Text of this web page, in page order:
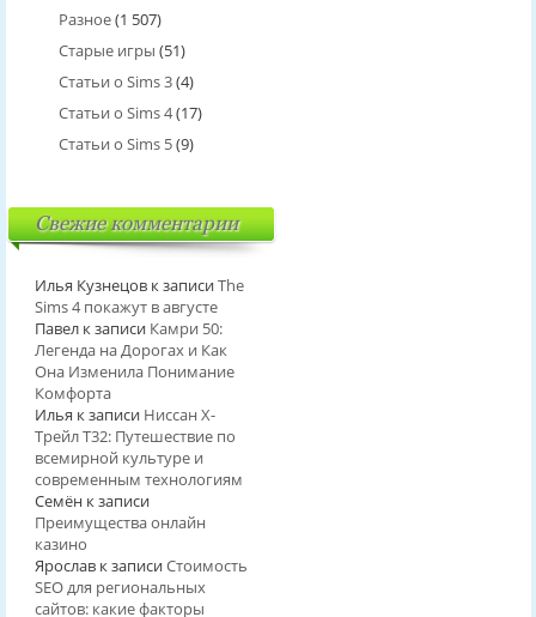
Разное(1 507)
Старые игры (51)
Статьи о Sims 3(4)
Статьи о Sims 4(17)
Статьи о Sims 5(9)
Свежие комментарии
Илья Кузнецовк записиThe
Sims 4 покажут в августе
Павелк записи Камри 50:
Легенда на Дорогах и Как
Она Изменила Понимание
Комфорта
Илья к записи Ниссан Х-
Трейл T32: Путешествие по
всемирной культуре и
современным технологиям
Семёнк записи
Преимущества онлайн
казино
Ярославк записиСтоимость
SEO для региональных
сайтов: какие факторы